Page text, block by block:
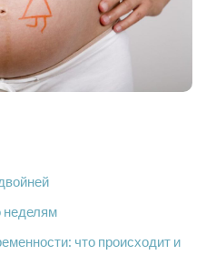
неделям
что происходит и